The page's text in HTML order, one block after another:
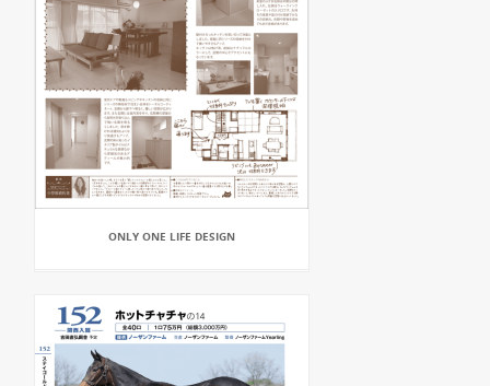
ONLY ONE LIFE DESIGN